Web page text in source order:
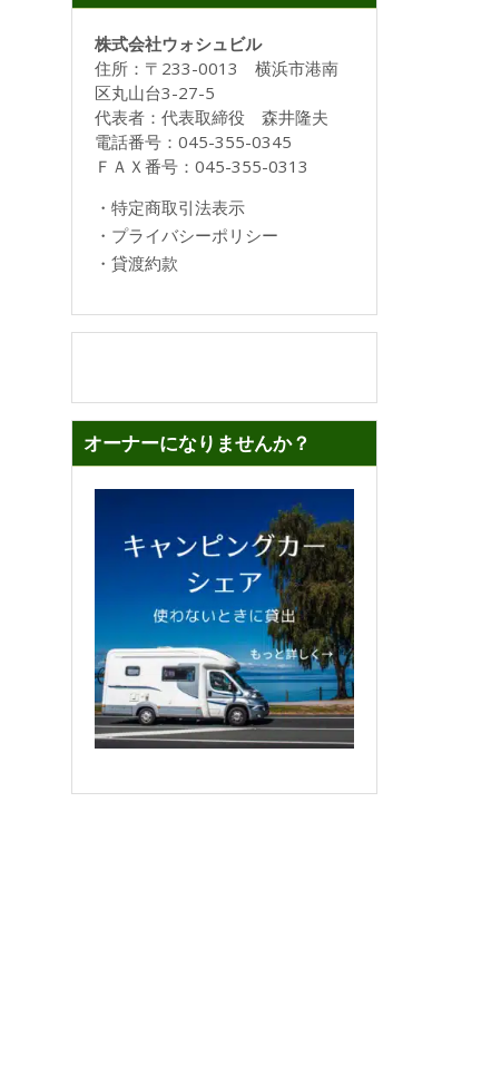
株式会社ウォシュビル
住所：〒233-0013 横浜市港南
区丸山台3-27-5
代表者：代表取締役 森井隆夫
電話番号：045-355-0345
ＦＡＸ番号：045-355-0313
・ 特定商取引法表示
・ プライバシーポリシー
・ 貸渡約款
オーナーになりませんか？